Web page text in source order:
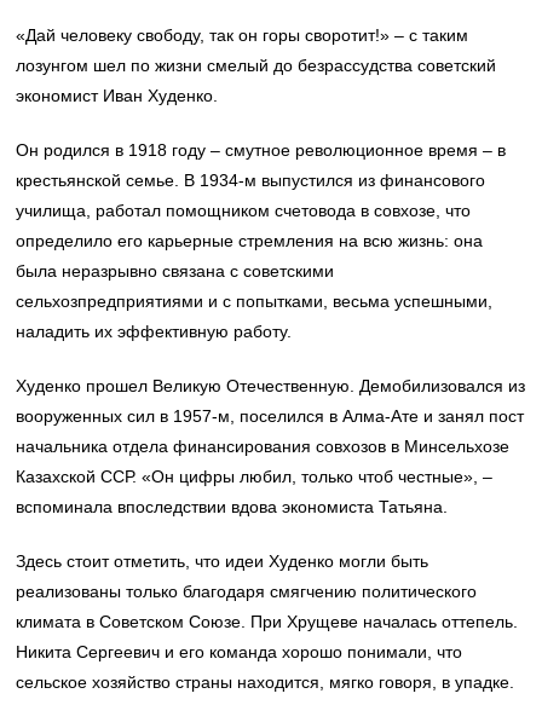
«Дай человеку свободу, так он горы своротит!» – с таким
лозунгом шел по жизни смелый до безрассудства советский
экономист Иван Худенко.
Он родился в 1918 году – смутное революционное время – в
крестьянской семье. В 1934-м выпустился из финансового
училища, работал помощником счетовода в совхозе, что
определило его карьерные стремления на всю жизнь: она
была неразрывно связана с советскими
сельхозпредприятиями и с попытками, весьма успешными,
наладить их эффективную работу.
Худенко прошел Великую Отечественную. Демобилизовался из
вооруженных сил в 1957-м, поселился в Алма-Ате и занял пост
начальника отдела финансирования совхозов в Минсельхозе
Казахской ССР. «Он цифры любил, только чтоб честные», –
вспоминала впоследствии вдова экономиста Татьяна.
Здесь стоит отметить, что идеи Худенко могли быть
реализованы только благодаря смягчению политического
климата в Советском Союзе. При Хрущеве началась оттепель.
Никита Сергеевич и его команда хорошо понимали, что
сельское хозяйство страны находится, мягко говоря, в упадке.